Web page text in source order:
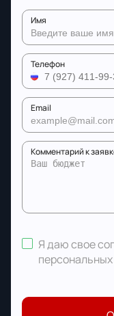
Имя
Телефон
Email
Комментарий к
Я даю свое